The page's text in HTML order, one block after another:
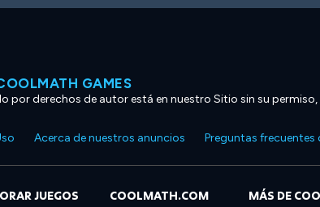
GAMES
por derechos de autor está en nuestro Sitio sin su permiso,
Acerca de nuestros anuncios Preguntas frecuentes
JUEGOS COOLMATH.COM MÁS DE